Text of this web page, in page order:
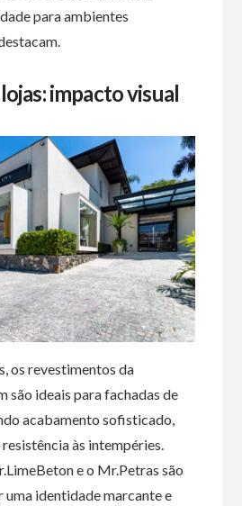
para ambientes
impacto visual
os revestimentos da
são ideais para fachadas de
acabamento sofisticado,
às intempéries.
e o Mr.Petras são
identidade marcante e